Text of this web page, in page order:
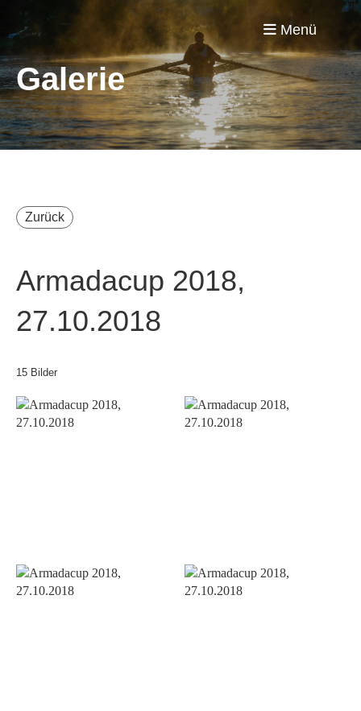
Menü
Galerie
Zurück
Armadacup 2018,
27.10.2018
15 Bilder